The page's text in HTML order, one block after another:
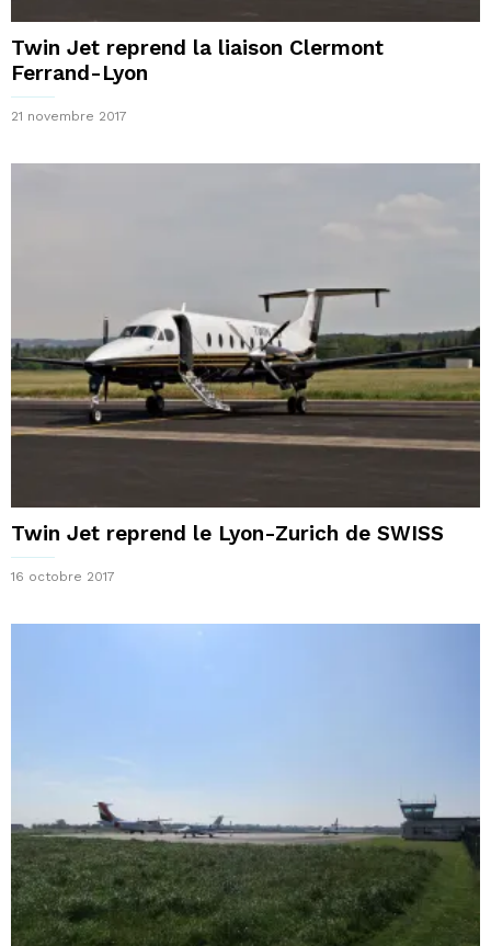
Twin Jet reprend la liaison Clermont
Ferrand-Lyon
21 novembre 2017
Twin Jet reprend le Lyon-Zurich de SWISS
16 octobre 2017